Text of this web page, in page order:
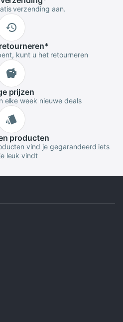
verzending aan.
retourneren*
kunt u het retourneren
prijzen
elke week nieuwe deals
producten
vind je gegarandeerd iets
leuk vindt